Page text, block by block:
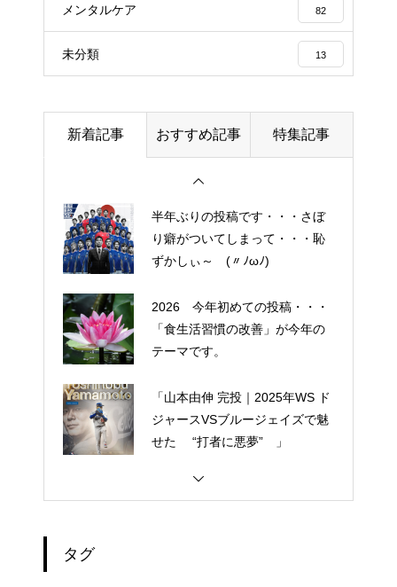
メンタルケア 82
未分類 13
新着記事 おすすめ記事 特集記事
エイジングケアで最近気になっ
ているスキンケア製品・・・幹
細胞コスメ ③
土用の丑の日・・・余計なこと
半年ぶりの投稿です・・・さぼ
り癖がついてしまって・・・恥
ずかしぃ～ (〃ﾉωﾉ)
2026 今年初めての投稿・・・
「食生活習慣の改善」が今年の
テーマです。
「山本由伸 完投｜2025年WS ド
ジャースVSブルージェイズで魅
せた “打者に悪夢” 」
タグ